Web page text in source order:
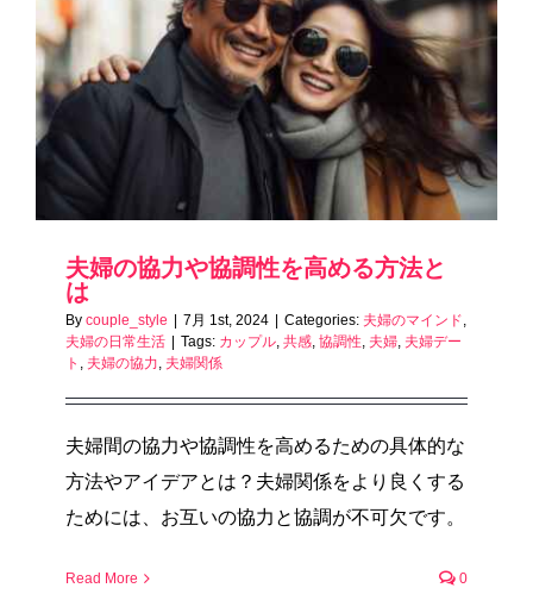
夫婦の協力や協調性を高める方法と
は
By couple_style 7月 1st, 2024 Categories: 夫婦のマインド,
夫婦の日常生活
Tags: カップル, 共感, 協調性, 夫婦, 夫婦デー
ト , 夫婦の協力, 夫婦関係
夫婦間の協力や協調性を高めるための具体的な
方法やアイデアとは？夫婦関係をより良くする
ためには、お互いの協力と協調が不可欠です。
Read More 0